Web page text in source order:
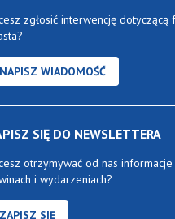
zgłosić interwencję dotyczącą
NAPISZ WIADOMOŚĆ
SIĘ DO NEWSLETTERA
otrzymywać od nas
i wydarzeniach?
ZAPISZ SIĘ